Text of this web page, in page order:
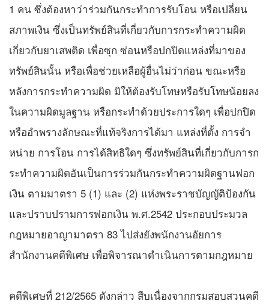
1 คน ซึ่งต้องหาว่าร่วมกันกระทำการรับโอน หรือเปลี่ยน
สภาพเงิน ซึ่งเป็นทรัพย์สินที่เกี่ยวกับการกระทําความผิด
เกี่ยวกับยาเสพติด เพื่อซุก ซ่อนหรือปกปิดแหล่งที่มาของ
ทรัพย์สินนั้น หรือเพื่อช่วยเหลือผู้อื่นไม่ว่าก่อน ขณะหรือ
หลังการกระทําความผิด มิให้ต้องรับโทษหรือรับโทษน้อยลง
ในความผิดมูลฐาน หรือกระทําด้วยประการใดๆ เพื่อปกปิด
หรืออําพรางลักษณะที่แท้จริงการได้มา แหล่งที่ตั้ง การจํา
หน่าย การโอน การได้สิทธิใดๆ ซึ่งทรัพย์สินที่เกี่ยวกับการก
ระทําความผิดอันเป็นการร่วมกันกระทําความผิดฐานฟอก
เงิน ตามมาตรา 5 (1) และ (2) แห่งพระราชบัญญัติป้องกัน
และปราบปรามการฟอกเงิน พ.ศ.2542 ประกอบประมวล
กฎหมายอาญามาตรา 83 ไปส่งยังพนักงานอัยการ
สำนักงานคดีพิเศษ เพื่อพิจารณาดำเนินการตามกฎหมาย
คดีพิเศษที่ 212/2565 ดังกล่าว สืบเนื่องจากกรมสอบสวนคดี